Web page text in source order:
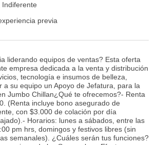
previa
liderando equipos de ventas? Esta oferta
empresa dedicada a la venta y distribución
tecnología e insumos de belleza,
a su equipo un Apoyo de Jefatura, para la
Jumbo Chillan¿Qué te ofrecemos?- Renta
(Renta incluye bono asegurado de
con $3.000 de colación por día
Horarios: lunes a sábados, entre las
pm hrs, domingos y festivos libres (sin
semanales). ¿Cuáles serán tus funciones?